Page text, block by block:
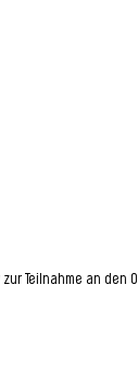
Teilnahme an den